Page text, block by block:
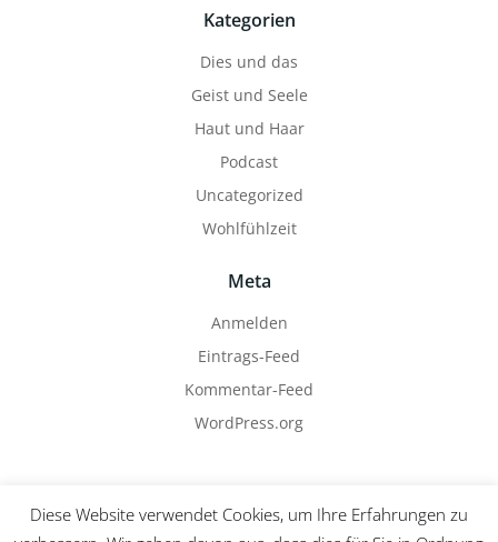
Kategorien
Dies und das
Geist und Seele
Haut und Haar
Podcast
Uncategorized
Wohlfühlzeit
Meta
Anmelden
Eintrags-Feed
Kommentar-Feed
WordPress.org
Diese Website verwendet Cookies, um Ihre Erfahrungen zu